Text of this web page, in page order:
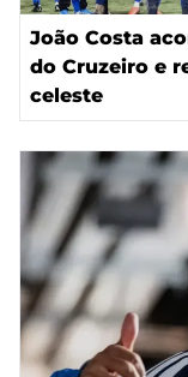
João Costa
do Cruzeiro e
celeste